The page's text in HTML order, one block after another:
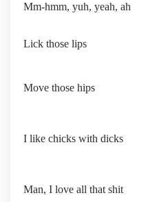
Mm-hmm, yuh, yeah, ah
Lick those lips
Move those hips
I like chicks with dicks
Man, I love all that shit